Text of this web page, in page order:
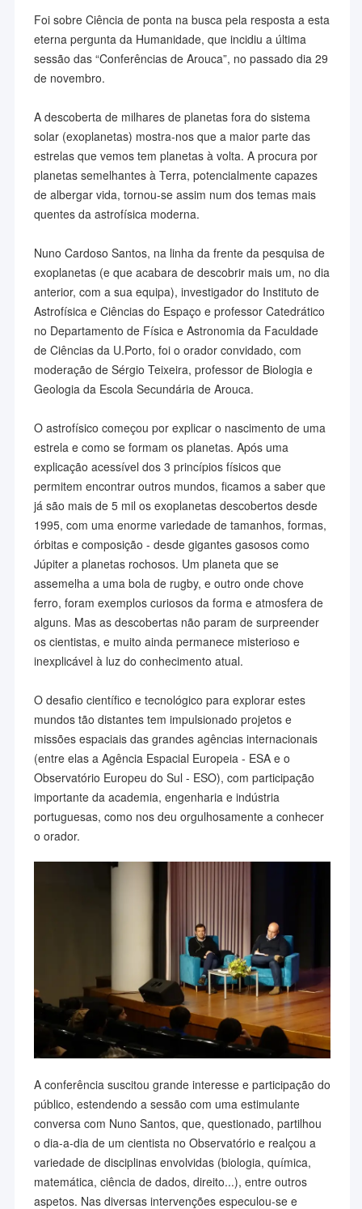
Foi sobre Ciência de ponta na busca pela resposta a esta
eterna pergunta da Humanidade, que incidiu a última
sessão das “Conferências de Arouca”, no passado dia 29
de novembro.
A descoberta de milhares de planetas fora do sistema
solar (exoplanetas) mostra-nos que a maior parte das
estrelas que vemos tem planetas à volta. A procura por
planetas semelhantes à Terra, potencialmente capazes
de albergar vida, tornou-se assim num dos temas mais
quentes da astrofísica moderna.
Nuno Cardoso Santos, na linha da frente da pesquisa de
exoplanetas (e que acabara de descobrir mais um, no dia
anterior, com a sua equipa), investigador do Instituto de
Astrofísica e Ciências do Espaço e professor Catedrático
no Departamento de Física e Astronomia da Faculdade
de Ciências da U.Porto, foi o orador convidado, com
moderação de Sérgio Teixeira, professor de Biologia e
Geologia da Escola Secundária de Arouca.
O astrofísico começou por explicar o nascimento de uma
estrela e como se formam os planetas. Após uma
explicação acessível dos 3 princípios físicos que
permitem encontrar outros mundos, ficamos a saber que
já são mais de 5 mil os exoplanetas descobertos desde
1995, com uma enorme variedade de tamanhos, formas,
órbitas e composição - desde gigantes gasosos como
Júpiter a planetas rochosos. Um planeta que se
assemelha a uma bola de rugby, e outro onde chove
ferro, foram exemplos curiosos da forma e atmosfera de
alguns. Mas as descobertas não param de surpreender
os cientistas, e muito ainda permanece misterioso e
inexplicável à luz do conhecimento atual.
O desafio científico e tecnológico para explorar estes
mundos tão distantes tem impulsionado projetos e
missões espaciais das grandes agências internacionais
(entre elas a Agência Espacial Europeia - ESA e o
Observatório Europeu do Sul - ESO), com participação
importante da academia, engenharia e indústria
portuguesas, como nos deu orgulhosamente a conhecer
o orador.
A conferência suscitou grande interesse e participação do
público, estendendo a sessão com uma estimulante
conversa com Nuno Santos, que, questionado, partilhou
o dia-a-dia de um cientista no Observatório e realçou a
variedade de disciplinas envolvidas (biologia, química,
matemática, ciência de dados, direito...), entre outros
aspetos. Nas diversas intervenções especulou-se e